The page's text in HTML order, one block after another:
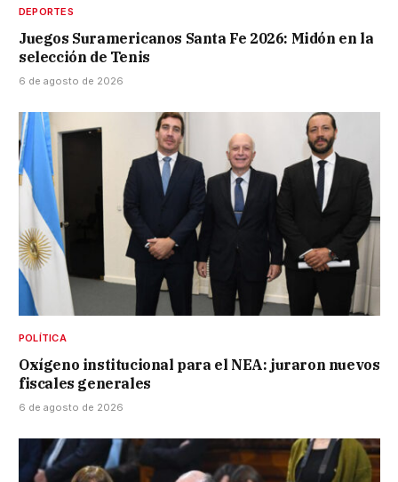
DEPORTES
Juegos Suramericanos Santa Fe 2026: Midón en la
selección de Tenis
6 de agosto de 2026
POLÍTICA
Oxígeno institucional para el NEA: juraron nuevos
fiscales generales
6 de agosto de 2026